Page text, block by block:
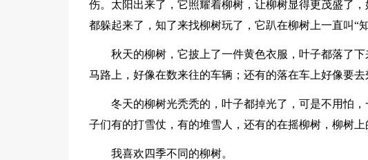
伤。太阳出来了，它照耀着柳树，让柳树显得更茂盛了
都躲起来了，知了来找柳树玩了，它趴在柳树上一直叫“
秋天的柳树，它披上了一件黄色衣服，叶子都落了
马路上，好像在数来往的车辆；还有的落在车上好像要去
冬天的柳树光秃秃的，叶子都掉光了，可是不用怕
子们有的打雪仗，有的堆雪人，还有的在摇柳树，柳树上
我喜欢四季不同的柳树。